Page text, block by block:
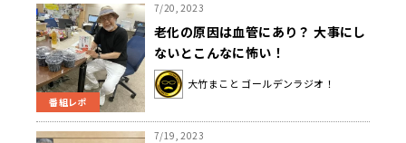
番組レポ
7/20, 2023
老化の原因は血管にあり？ 大事にし
ないとこんなに怖い！
大竹まこと ゴールデンラジオ！
7/19, 2023